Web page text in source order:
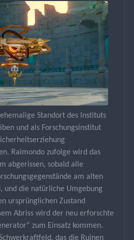
Standort des Instituts
und als Forschungsinstitut
Raimondo zufolge wird das
abgerissen, sobald alle
am alten
und die natürliche Umgebung
ursprünglichen Zustand
Abriss wird der neu erforschte
zum Einsatz kommen.
das die Ruinen